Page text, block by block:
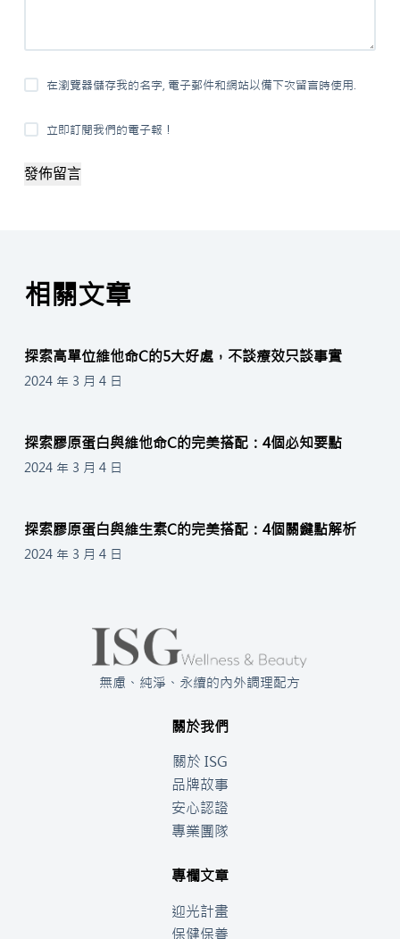
在瀏覽器儲存我的名字, 電子郵件和網站以備下次留言時使用.
立即訂閱我們的電子報！
發佈留言
相關文章
探索高單位維他命C的5大好處，不談療效只談事實
2024 年 3 月 4 日
探索膠原蛋白與維他命C的完美搭配：4個必知要點
2024 年 3 月 4 日
探索膠原蛋白與維生素C的完美搭配：4個關鍵點解析
2024 年 3 月 4 日
無慮、純淨、永續的內外調理配方
關於我們
關於 ISG
品牌故事
安心認證
專業團隊
專欄文章
迎光計畫
保健保養